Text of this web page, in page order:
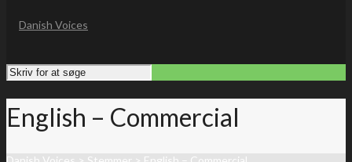
English – Commercial